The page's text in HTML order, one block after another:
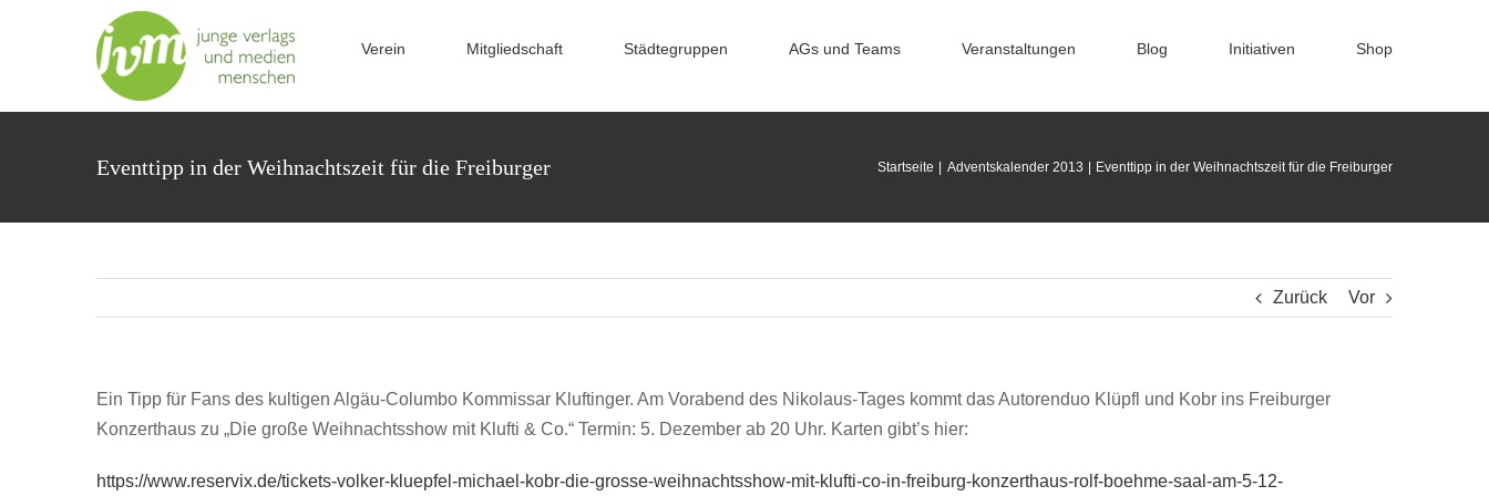
Verein Mitgliedschaft Städtegruppen AGs und Teams Veranstaltungen Blog Initiativen Shop
Eventtipp in der Weihnachtszeit für die Freiburger Startseite Adventskalender 2013 Eventtipp in der Weihnachtszeit für die Freiburger
Zurück Vor
Ein Tipp für Fans des kultigen Algäu-Columbo Kommissar Kluftinger. Am Vorabend des Nikolaus-Tages kommt das Autorenduo Klüpfl und Kobr ins Freiburger
Konzerthaus zu „Die große Weihnachtsshow mit Klufti & Co.“ Termin: 5. Dezember ab 20 Uhr. Karten gibt’s hier:
https://www.reservix.de/tickets-volker-kluepfel-michael-kobr-die-grosse-weihnachtsshow-mit-klufti-co-in-freiburg-konzerthaus-rolf-boehme-saal-am-5-12-